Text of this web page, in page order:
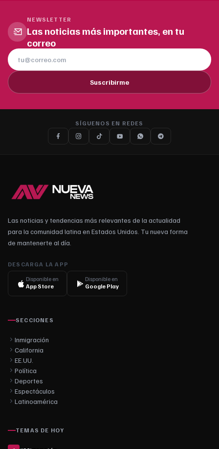
NEWSLETTER
Las noticias más importantes, en tu
correo
Suscribirme
SÍGUENOS EN REDES
Las noticias y tendencias más relevantes de la actualidad
para la comunidad latina en Estados Unidos. Tu nueva forma
de mantenerte al día.
DESCARGA LA APP
Disponible en
App Store
Disponible en
Google Play
SECCIONES
Inmigración
California
EE.UU.
Política
Deportes
Espectáculos
Latinoamérica
TEMAS DE HOY